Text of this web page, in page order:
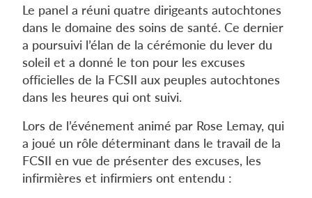
Le panel a réuni quatre dirigeants autochtones
dans le domaine des soins de santé. Ce dernier
a poursuivi l’élan de la cérémonie du lever du
soleil et a donné le ton pour les excuses
officielles de la FCSII aux peuples autochtones
dans les heures qui ont suivi.
Lors de l’événement animé par Rose Lemay, qui
a joué un rôle déterminant dans le travail de la
FCSII en vue de présenter des excuses, les
infirmières et infirmiers ont entendu :